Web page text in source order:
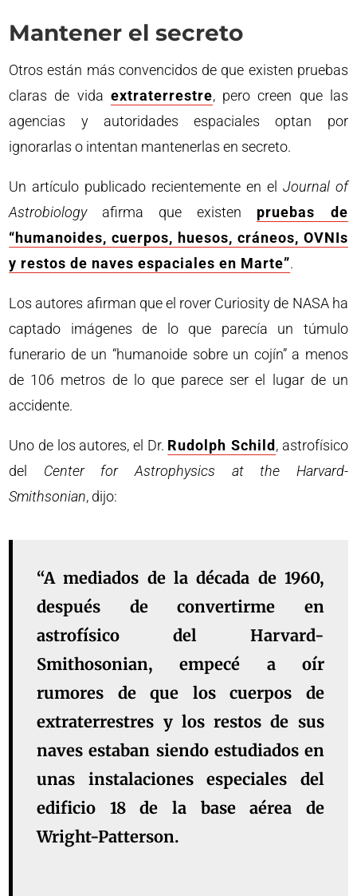
Mantener el secreto
Otros están más convencidos de que existen pruebas
claras de vida extraterrestre, pero creen que las
agencias y autoridades espaciales optan por
ignorarlas o intentan mantenerlas en secreto.
Un artículo publicado recientemente en el Journal of
Astrobiologyafirma que existen pruebas de
“humanoides, cuerpos, huesos, cráneos, OVNIs
y restos de naves espaciales en Marte”.
Los autores afirman que el rover Curiosity de NASA ha
captado imágenes de lo que parecía un túmulo
funerario de un “humanoide sobre un cojín” a menos
de 106 metros de lo que parece ser el lugar de un
accidente.
Uno de los autores, el Dr. Rudolph Schild , astrofísico
del Center for Astrophysics at the Harvard-
Smithsonian, dijo:
“A mediados de la década de 1960,
después de convertirme en
astrofísico del Harvard-
Smithosonian, empecé a oír
rumores de que los cuerpos de
extraterrestres y los restos de sus
naves estaban siendo estudiados en
unas instalaciones especiales del
edificio 18 de la base aérea de
Wright-Patterson.